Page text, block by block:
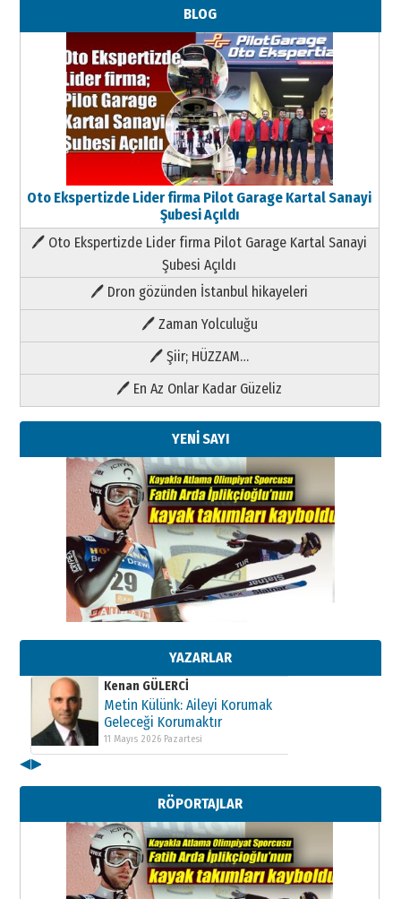
BLOG
Oto Ekspertizde Lider firma Pilot Garage Kartal Sanayi
Şubesi Açıldı
🖊 Oto Ekspertizde Lider firma Pilot Garage Kartal Sanayi
Şubesi Açıldı
🖊 Dron gözünden İstanbul hikayeleri
🖊 Zaman Yolculuğu
🖊 Şiir; HÜZZAM…
🖊 En Az Onlar Kadar Güzeliz
YENİ SAYI
YAZARLAR
Kenan GÜLERCİ
Metin Külünk: Aileyi Korumak
11 Mayıs 2026 Pazartesi
Kenan GÜLERCİ
Metin Külünk: Aileyi Korumak
Geleceği Korumaktır
11 Mayıs 2026 Pazartesi
Metin Külünk: Aileyi Korumak
Geleceği Korumaktır
11 Mayıs 2026 Pazartesi
◀▶
RÖPORTAJLAR